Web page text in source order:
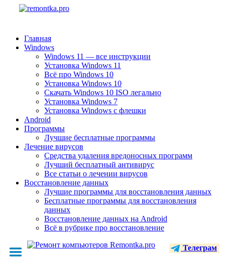
Главная
Windows
Windows 11 — все инструкции
Установка Windows 11
Всё про Windows 10
Установка Windows 10
Скачать Windows 10 ISO легально
Установка Windows 7
Установка Windows с флешки
Android
Программы
Лучшие бесплатные программы
Лечение вирусов
Средства удаления вредоносных программ
Лучший бесплатный антивирус
Все статьи о лечении вирусов
Восстановление данных
Лучшие программы для восстановления данных
Бесплатные программы для восстановления
данных
Восстановление данных на Android
Всё в рубрике про восстановление
Телеграм